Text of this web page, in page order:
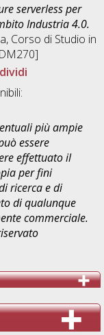
serverless per
Industria 4.0.
Corso di Studio in
più ampie
essere
effettuato il
per fini
ricerca e di
di qualunque
commerciale.